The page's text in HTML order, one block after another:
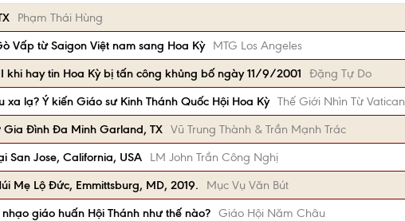
Phạm Thái Hùng
Vấp từ Saigon Việt nam sang Hoa Kỳ
MTG Los Angeles
khi hay tin Hoa Kỳ bị tấn công khủng bố ngày 11/9/2001
Đặng Tự Do
lạ? Ý kiến Giáo sư Kinh Thánh Quốc Hội Hoa Kỳ Thế Giới Nhìn Từ Vatican
Gia Đình Đa Minh Garland, TX Vũ Trung Thành & Trần Mạnh Trác
San Jose, California, USA
LM John Trần Công Nghị
Mẹ Lộ Đức, Emmittsburg, MD, 2019.
Mục Vụ Văn Bút
giáo huấn Hội Thánh như thế nào? Giáo Hội Năm Châu